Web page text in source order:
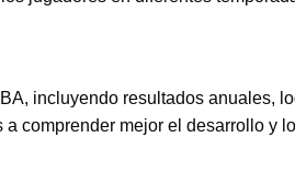
incluyendo resultados anuales,
comprender mejor el desarrollo y